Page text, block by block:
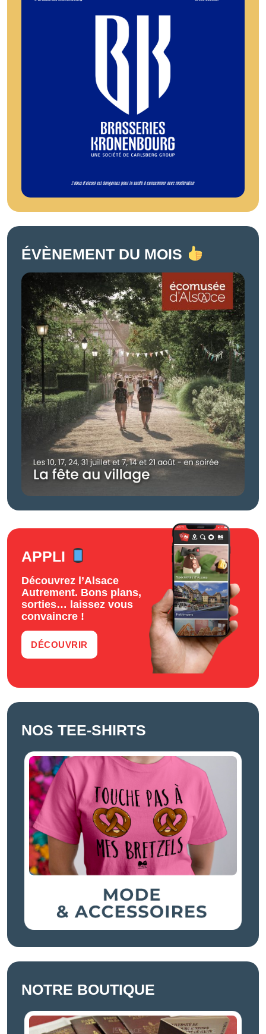
ÉVÈNEMENT DU MOIS
APPLI
Découvrez l’Alsace
Autrement. Bons plans,
sorties… laissez vous
convaincre !
DÉCOUVRIR
NOS TEE-SHIRTS
NOTRE BOUTIQUE